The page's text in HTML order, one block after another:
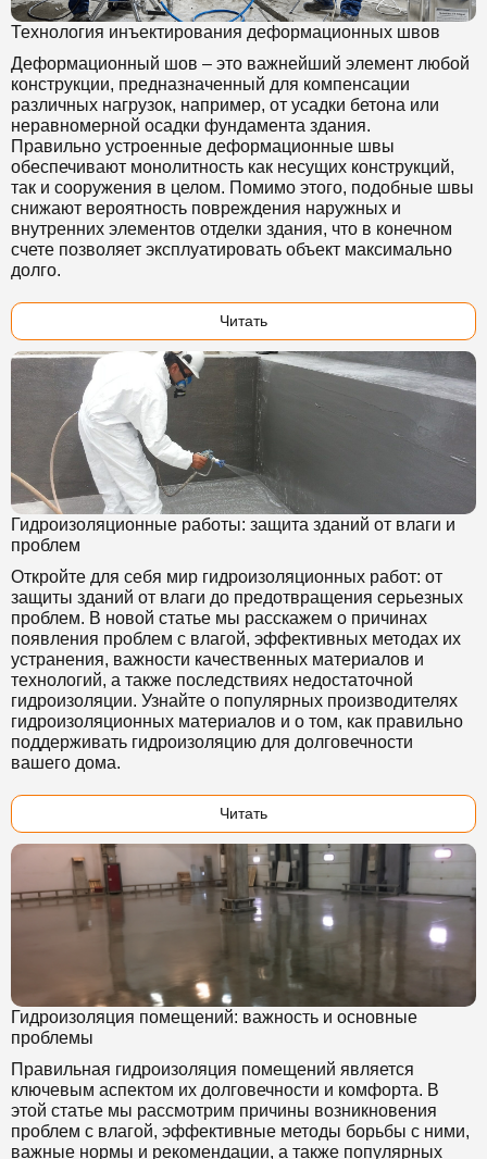
Технология инъектирования деформационных швов
Деформационный шов – это важнейший элемент любой
конструкции, предназначенный для компенсации
различных нагрузок, например, от усадки бетона или
неравномерной осадки фундамента здания.
Правильно устроенные деформационные швы
обеспечивают монолитность как несущих конструкций,
так и сооружения в целом. Помимо этого, подобные швы
снижают вероятность повреждения наружных и
внутренних элементов отделки здания, что в конечном
счете позволяет эксплуатировать объект максимально
долго.
Читать
Гидроизоляционные работы: защита зданий от влаги и
проблем
Откройте для себя мир гидроизоляционных работ: от
защиты зданий от влаги до предотвращения серьезных
проблем. В новой статье мы расскажем о причинах
появления проблем с влагой, эффективных методах их
устранения, важности качественных материалов и
технологий, а также последствиях недостаточной
гидроизоляции. Узнайте о популярных производителях
гидроизоляционных материалов и о том, как правильно
поддерживать гидроизоляцию для долговечности
вашего дома.
Читать
Гидроизоляция помещений: важность и основные
проблемы
Правильная гидроизоляция помещений является
ключевым аспектом их долговечности и комфорта. В
этой статье мы рассмотрим причины возникновения
проблем с влагой, эффективные методы борьбы с ними,
важные нормы и рекомендации, а также популярных